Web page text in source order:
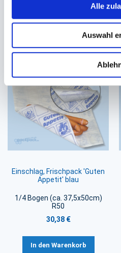
Alle
Auswahl
Einschlag, Frischpack 'Guten
Appetit' blau
1/4 Bogen (ca. 37,5x50cm)
R50
30,38 €
In den Warenkorb